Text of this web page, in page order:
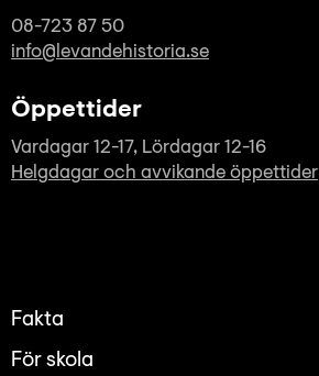
08-723 87 50
info@levandehistoria.se
Öppettider
Vardagar 12-17, Lördagar 12-16
Helgdagar och avvikande öppettider
Fakta
För skola